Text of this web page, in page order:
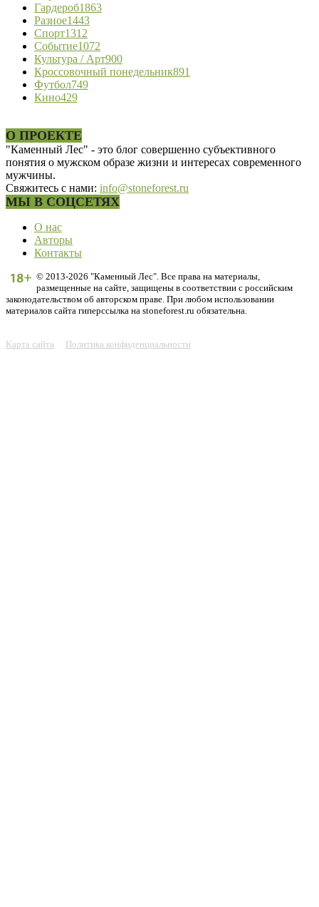
Гардероб1863
Разное1443
Спорт1312
Событие1072
Культура / Арт900
Кроссовочный понедельник891
Футбол749
Кино429
О ПРОЕКТЕ
"Каменный Лес" - это блог совершенно субъективного
понятия о мужском образе жизни и интересах современного
мужчины.
Свяжитесь с нами: info@stoneforest.ru
МЫ В СОЦСЕТЯХ
О нас
Авторы
Контакты
© 2013-2026 "Каменный Лес". Все права на материалы,
размещенные на сайте, защищены в соответствии с российским
законодательством об авторском праве. При любом использовании
материалов сайта гиперссылка на stoneforest.ru обязательна.
Карта сайта Политика конфиденциальности